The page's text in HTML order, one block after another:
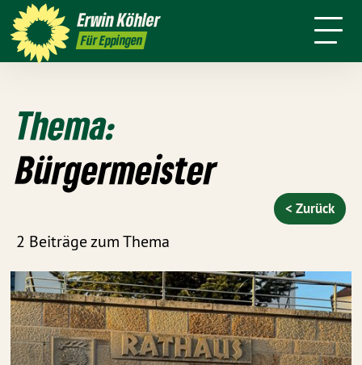
ErwinKöhler
Für Eppingen
Leichte Sprache
Wahlkreis
Thema:
Bürgermeister
2 Beiträge zum Thema
< Zurück